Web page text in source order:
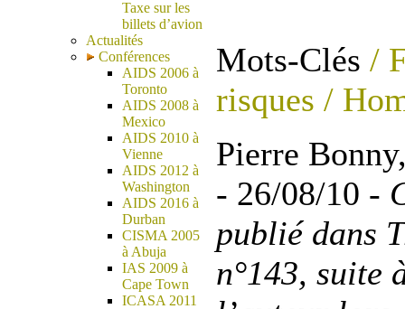
Taxe sur les
billets d’avion
Actualités
Conférences
AIDS 2006 à
Toronto
AIDS 2008 à
Mexico
AIDS 2010 à
Vienne
AIDS 2012 à
Washington
AIDS 2016 à
Durban
CISMA 2005
à Abuja
IAS 2009 à
Cape Town
ICASA 2011
Mots-Clés /
risques /
Pierre
- 26/08/10 -
publié dans
n°143, suite